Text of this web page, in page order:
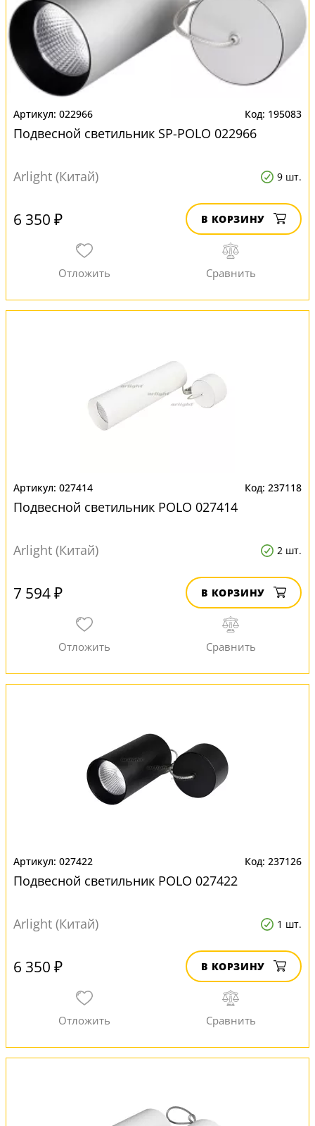
022966 195083
Подвесной светильник SP-POLO 022966
Arlight (Китай) 9 шт.
6 350 ₽ В КОРЗИНУ
027414 237118
Подвесной светильник POLO 027414
Arlight (Китай) 2 шт.
7 594 ₽ В КОРЗИНУ
027422 237126
Подвесной светильник POLO 027422
Arlight (Китай) 1 шт.
6 350 ₽ В КОРЗИНУ